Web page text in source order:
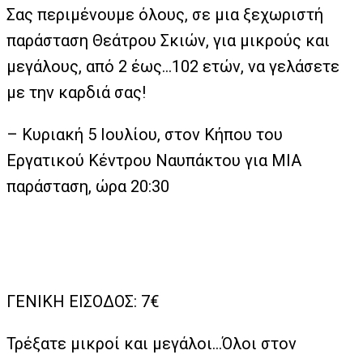
Σας περιμένουμε όλους, σε μια ξεχωριστή
παράσταση Θεάτρου Σκιών, για μικρούς και
μεγάλους, από 2 έως…102 ετών, να γελάσετε
με την καρδιά σας!
– Κυριακή 5 Ιουλίου, στον Κήπου του
Εργατικού Κέντρου Ναυπάκτου για ΜΙΑ
παράσταση, ώρα 20:30
ΓΕΝΙΚΗ ΕΙΣΟΔΟΣ: 7€
Τρέξατε μικροί και μεγάλοι…Όλοι στον